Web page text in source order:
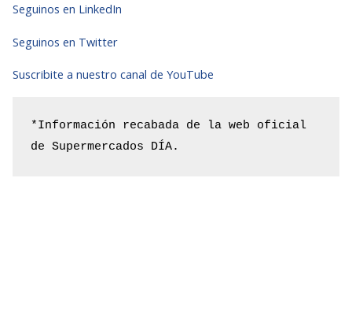
Seguinos en LinkedIn
Seguinos en Twitter
Suscribite a nuestro canal de YouTube
*Información recabada de la web oficial
de Supermercados DÍA.